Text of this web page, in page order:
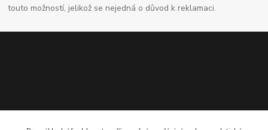
touto možností, jelikož se nejedná o důvod k reklamaci.